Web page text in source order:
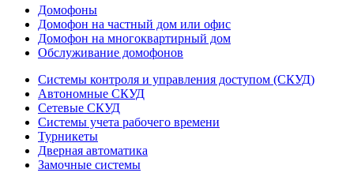
Домофоны
Домофон на частный дом или офис
Домофон на многоквартирный дом
Обслуживание домофонов
Системы контроля и управления доступом (СКУД)
Автономные СКУД
Сетевые СКУД
Системы учета рабочего времени
Турникеты
Дверная автоматика
Замочные системы